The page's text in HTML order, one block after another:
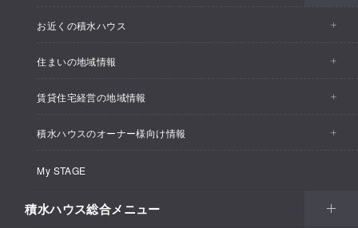
お近くの積水ハウス
お近くの積水ハウストップ
住まいの地域情報
イベント情報
住宅展示場・ショールーム情報
分譲住宅・土地
支店・事業所情報
賃貸住宅経営の地域情報
イベント情報
支店・事業所情報
賃貸住宅経営（シャーメゾン）
積水ハウスのオーナー様向け情報
カスタマーズセンター
リフォーム
My STAGE
積水ハウス総合メニュー